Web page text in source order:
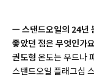
ㅡ 스탠드오일의 24년
좋았던 점은 무엇인가
권도형 온도는 우드나
스탠드오일 플래그십